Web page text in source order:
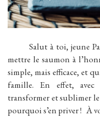
Salut à toi, jeune
mettre le saumon à
simple, mais efficace, et
famille. En effet,
transformer et sublimer
pourquoi s’en priver ! À